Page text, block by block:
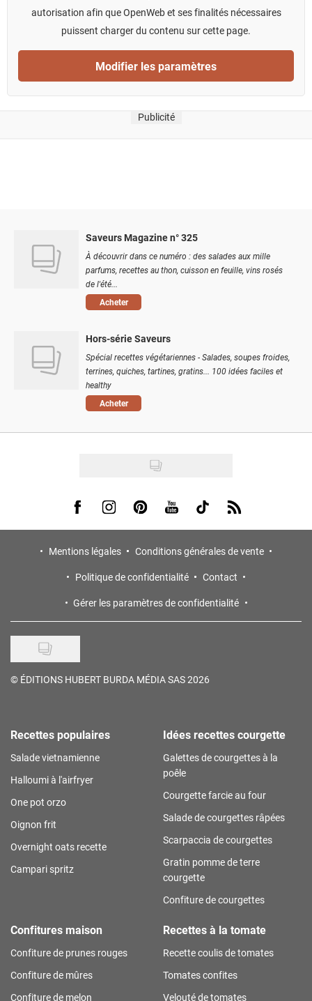
autorisation afin que OpenWeb et ses finalités nécessaires
puissent charger du contenu sur cette page.
Modifier les paramètres
Publicité
Saveurs Magazine n° 325
À découvrir dans ce numéro : des salades aux mille
parfums, recettes au thon, cuisson en feuille, vins rosés
de l'été...
Acheter
Hors-série Saveurs
Spécial recettes végétariennes - Salades, soupes froides,
terrines, quiches, tartines, gratins... 100 idées faciles et
healthy
Acheter
Visit us on Facebook
Visit us on Instagram
Visit us on Pinterest
Visit us on Youtube
Visit us on Tiktok
Visit us on Rss
Mentions légales
Conditions générales de vente
Politique de confidentialité
Contact
Gérer les paramètres de confidentialité
© ÉDITIONS HUBERT BURDA MÉDIA SAS 2026
Recettes populaires
Salade vietnamienne
Halloumi à l'airfryer
One pot orzo
Oignon frit
Overnight oats recette
Campari spritz
Idées recettes courgette
Galettes de courgettes à la
poêle
Courgette farcie au four
Salade de courgettes râpées
Scarpaccia de courgettes
Gratin pomme de terre
courgette
Confiture de courgettes
Confitures maison
Confiture de prunes rouges
Confiture de mûres
Confiture de melon
Recettes à la tomate
Recette coulis de tomates
Tomates confites
Velouté de tomates